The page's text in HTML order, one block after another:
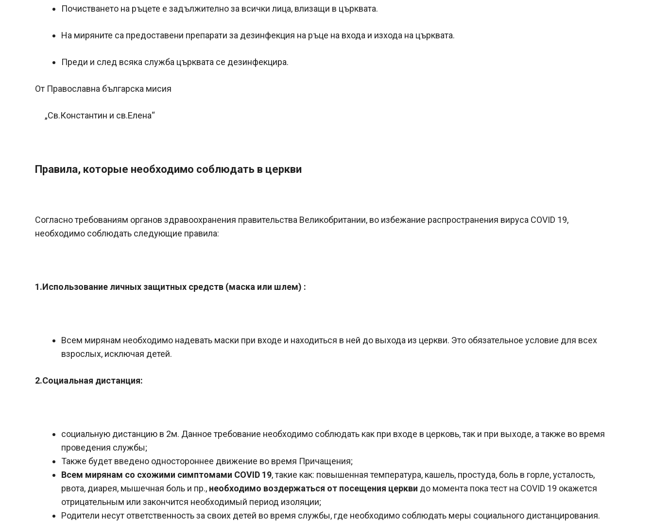
Почистването на ръцете е задължително за всички лица, влизащи в църквата.
На миряните са предоставени препарати за дезинфекция на ръце на входа и изхода на църквата.
Преди и след всяка служба църквата се дезинфекцира.
От Православна българска мисия
„Св.Константин и св.Елена“
Правила, которые необходимо соблюдать в церкви
Согласно требованиям органов здравоохранения правительства Великобритании, во избежание распространения вируса COVID 19,
необходимо соблюдать следующие правила:
1.Использование личных защитных средств (маска или шлем) :
Всем мирянам необходимо надевать маски при входе и находиться в ней до выхода из церкви. Это обязательное условие для всех
взрослых, исключая детей.
2.Социальная дистанция:
социальную дистанцию в 2м. Данное требование необходимо соблюдать как при входе в церковь, так и при выходе, а также во время
проведения службы;
Также будет введено одностороннее движение во время Причащения;
Всем мирянам со схожими симптомами COVID 19, такие как: повышенная температура, кашель, простуда, боль в горле, усталость,
рвота, диарея, мышечная боль и пр., необходимо воздержаться от посещения церкви до момента пока тест на COVID 19 окажется
отрицательным или закончится необходимый период изоляции;
Родители несут ответственность за своих детей во время службы, где необходимо соблюдать меры социального дистанцирования.